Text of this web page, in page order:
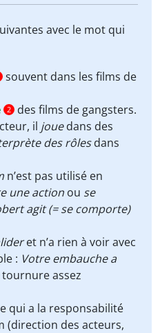
avec le mot qui
souvent dans les films de
2 des films de gangsters.
il jouedans des
des rôlesdans
n’est pas utilisé en
une action ou se
agit (= se comporte)
et n’a rien à voir avec
: Votre embauche a
tournure assez
qui a la responsabilité
(direction des acteurs,